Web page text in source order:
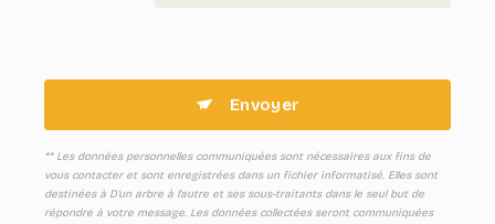
Envoyer
** Les données personnelles communiquées sont nécessaires aux fins de
vous contacter et sont enregistrées dans un fichier informatisé. Elles sont
destinées à D'un arbre à l'autre et ses sous-traitants dans le seul but de
répondre à votre message. Les données collectées seront communiquées